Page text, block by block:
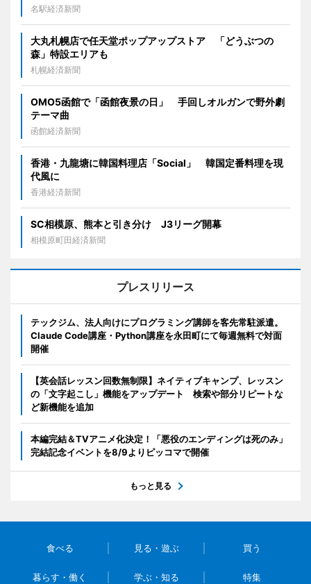
名駅経済新聞
大丸札幌店で任天堂ポップアップストア 「どうぶつの
森」特設エリアも
札幌経済新聞
OMO5函館で「函館夜景の日」 手回しオルガンで野外劇
テーマ曲
函館経済新聞
香港・九龍塘に韓国料理店「Social」 韓国定番料理を現
代風に
香港経済新聞
SC相模原、熊本と引き分け J3リーグ開幕
相模原町田経済新聞
プレスリリース
テックジム、法人向けにプログラミング講師を客先常駐派遣。
Claude Code講座・Python講座を永田町にて毎週無料で対面
開催
【英会話レッスン回数無制限】ネイティブキャンプ、レッスン
の「文字起こし」機能をアップデート 検索や部分リピートな
ど新機能を追加
本編完結＆TVアニメ化決定！「悪役のエンディングは死のみ」
完結記念イベントを8/9よりピッコマで開催
もっと見る
食べる 見る・遊ぶ 買う
暮らす・働く 学ぶ・知る 特集